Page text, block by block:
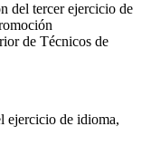
del tercer ejercicio de
de Técnicos de
ejercicio de idioma,